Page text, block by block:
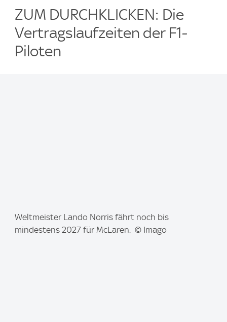
ZUM DURCHKLICKEN: Die
Vertragslaufzeiten der F1-
Piloten
m
Weltmeister Lando Norris fährt noch bis
mindestens 2027 für McLaren. © Imago